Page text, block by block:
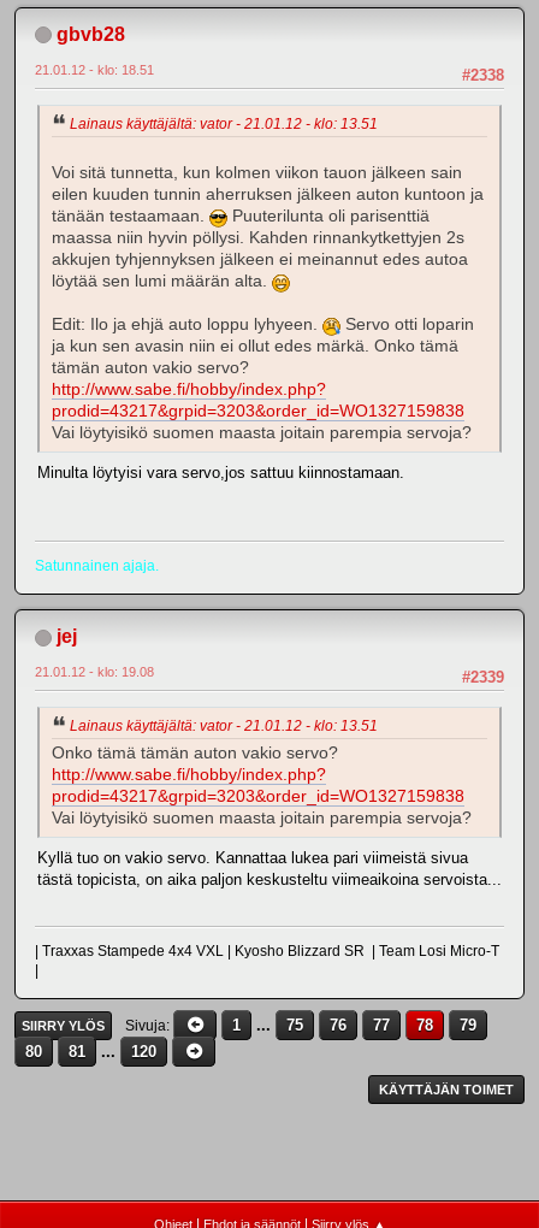
gbvb28
#2338
21.01.12 - klo: 18.51
Lainaus käyttäjältä: vator - 21.01.12 - klo: 13.51
Voi sitä tunnetta, kun kolmen viikon tauon jälkeen sain
eilen kuuden tunnin aherruksen jälkeen auton kuntoon ja
tänään testaamaan.
Puuterilunta oli parisenttiä
maassa niin hyvin pöllysi. Kahden rinnankytkettyjen 2s
akkujen tyhjennyksen jälkeen ei meinannut edes autoa
löytää sen lumi määrän alta.
Edit: Ilo ja ehjä auto loppu lyhyeen.
Servo otti loparin
ja kun sen avasin niin ei ollut edes märkä. Onko tämä
tämän auton vakio servo?
http://www.sabe.fi/hobby/index.php?
prodid=43217&grpid=3203&order_id=WO1327159838
Vai löytyisikö suomen maasta joitain parempia servoja?
Minulta löytyisi vara servo,jos sattuu kiinnostamaan.
Satunnainen ajaja.
jej
#2339
21.01.12 - klo: 19.08
Lainaus käyttäjältä: vator - 21.01.12 - klo: 13.51
Onko tämä tämän auton vakio servo?
http://www.sabe.fi/hobby/index.php?
prodid=43217&grpid=3203&order_id=WO1327159838
Vai löytyisikö suomen maasta joitain parempia servoja?
Kyllä tuo on vakio servo. Kannattaa lukea pari viimeistä sivua
tästä topicista, on aika paljon keskusteltu viimeaikoina servoista...
| Traxxas Stampede 4x4 VXL | Kyosho Blizzard SR | Team Losi Micro-T
SIIRRY YLÖS Sivuja 1 ... 75 76 77 78
79
80
81 ... 120
KÄYTTÄJÄN TOIMET
Ohjeet| Ehdot ja säännöt| Siirry ylös ▲